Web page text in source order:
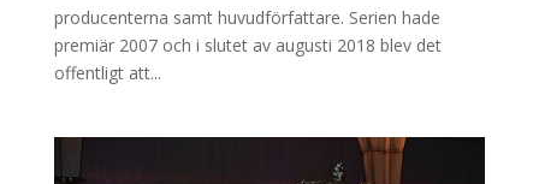
producenterna samt huvudförfattare. Serien hade
premiär 2007 och i slutet av augusti 2018 blev det
offentligt att...